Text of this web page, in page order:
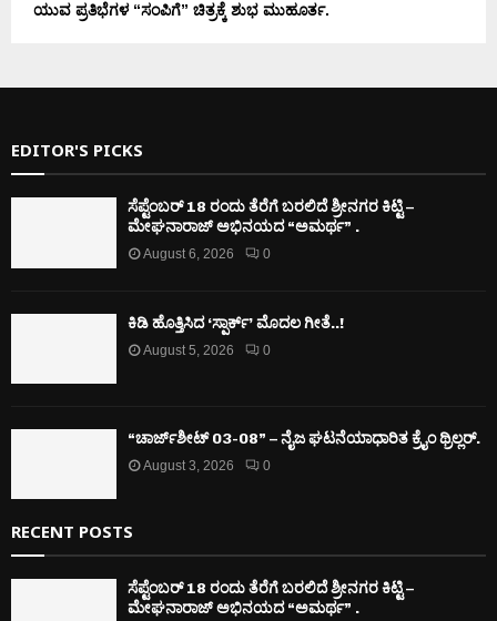
ಯುವ ಪ್ರತಿಭೆಗಳ “ಸಂಪಿಗೆ” ಚಿತ್ರಕ್ಕೆ ಶುಭ ಮುಹೂರ್ತ.
EDITOR'S PICKS
ಸೆಪ್ಟೆಂಬರ್ 18 ರಂದು ತೆರೆಗೆ ಬರಲಿದೆ ಶ್ರೀನಗರ ಕಿಟ್ಟಿ –
ಮೇಘನಾರಾಜ್ ಅಭಿನಯದ “ಅಮರ್ಥ” .
August 6, 2026 0
ಕಿಡಿ‌‌ ಹೊತ್ತಿಸಿದ ‘ಸ್ಪಾರ್ಕ್’ ಮೊದಲ‌ ಗೀತೆ..!
August 5, 2026 0
“ಚಾರ್ಜ್‌ಶೀಟ್ 03-08” – ನೈಜ ಘಟನೆಯಾಧಾರಿತ ಕ್ರೈಂ ಥ್ರಿಲ್ಲರ್.
August 3, 2026 0
RECENT POSTS
ಸೆಪ್ಟೆಂಬರ್ 18 ರಂದು ತೆರೆಗೆ ಬರಲಿದೆ ಶ್ರೀನಗರ ಕಿಟ್ಟಿ –
ಮೇಘನಾರಾಜ್ ಅಭಿನಯದ “ಅಮರ್ಥ” .